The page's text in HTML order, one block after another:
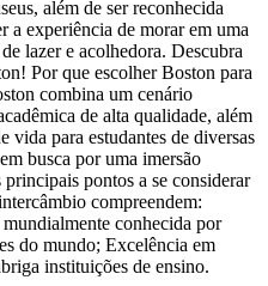
além de ser reconhecida
a experiência de morar em uma
lazer e acolhedora. Descubra
Por que escolher Boston para
combina um cenário
de alta qualidade, além
vida para estudantes de diversas
busca por uma imersão
pontos a se considerar
compreendem:
conhecida por
do mundo; Excelência em
instituições de ensino.